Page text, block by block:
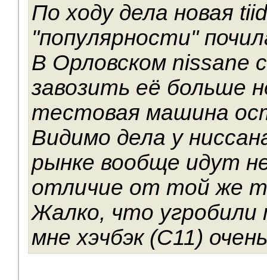
По ходу дела новая
"популярности"
В Орловском nissanе
завозить её больше
тестовая машина
Видимо дела у
рынке вообще идут
отличие от той же
Жалко, что угробили
мне хэчбэк (С11)